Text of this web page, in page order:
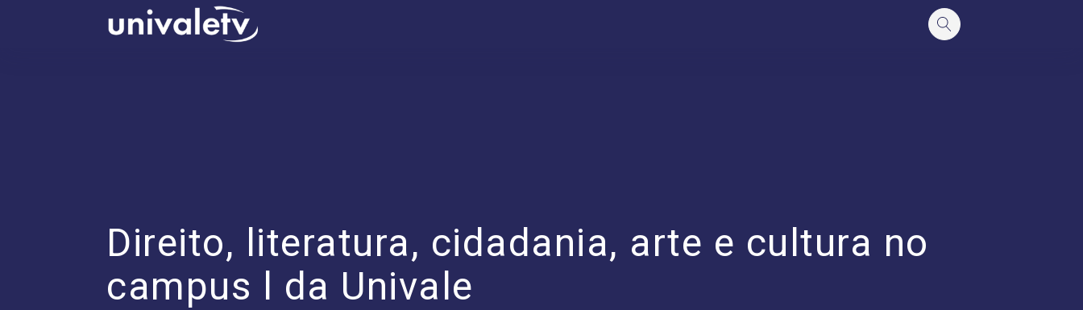
Direito, literatura, cidadania, arte e cultura no
campus l da Univale